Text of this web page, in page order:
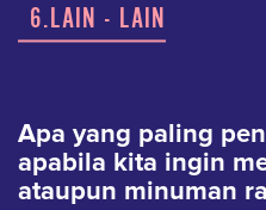
6.LAIN - LAIN
Apa yang paling
apabila kita ingin
ataupun minuman